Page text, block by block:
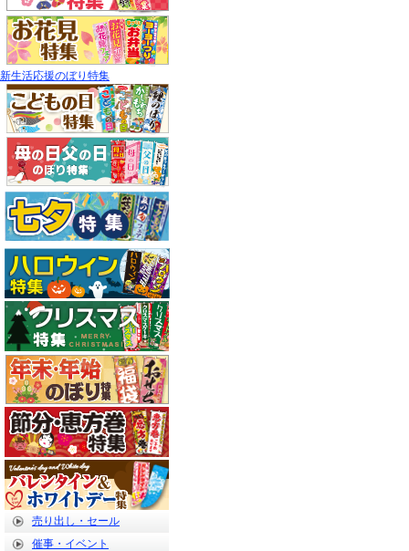
新生活応援のぼり特集
売り出し・セール
催事・イベント